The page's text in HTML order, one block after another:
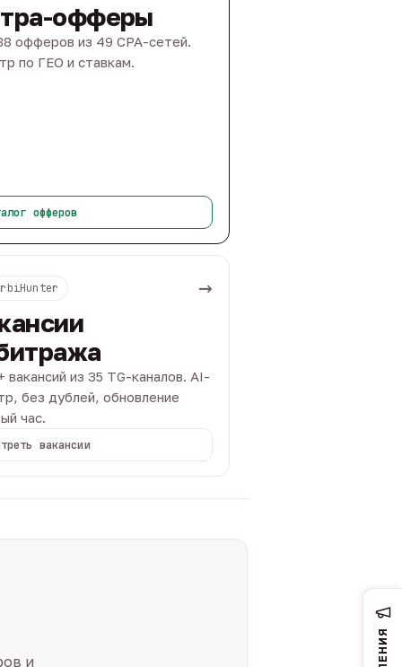
офферы
офферов из 49 CPA-сетей.
по ГЕО и ставкам.
офферов
→
вакансий из 35 TG-каналов. AI-
без дублей, обновление
час.
вакансии
и